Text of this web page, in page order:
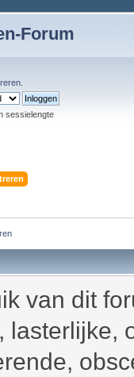
Forum
sessielengte
van dit
lasterlijke,